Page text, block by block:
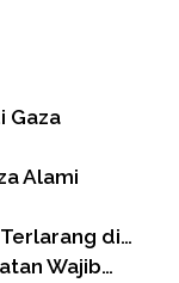
Gaza
Alami
di…
Wajib…